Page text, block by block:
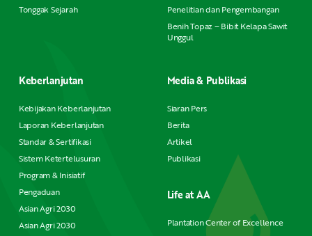
Tonggak Sejarah
Penelitian dan Pengembangan
Benih Topaz – Bibit Kelapa Sawit
Unggul
Keberlanjutan
Kebijakan Keberlanjutan
Laporan Keberlanjutan
Standar & Sertifikasi
Sistem Ketertelusuran
Program & Inisiatif
Pengaduan
Asian Agri 2030
Asian Agri 2030
Media & Publikasi
Siaran Pers
Berita
Artikel
Publikasi
Life at AA
Plantation Center of Excellence